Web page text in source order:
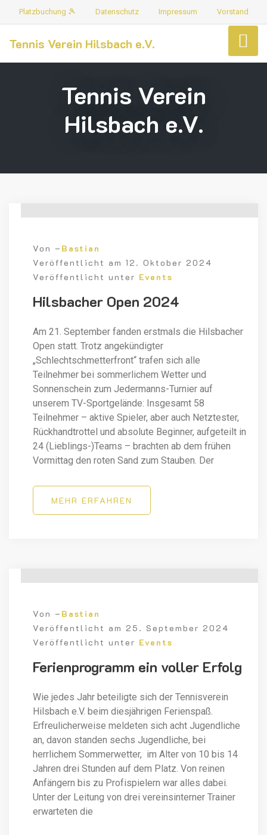
Platzbuchung 🎾 Datenschutz Impressum Vorstand
Tennis Verein Hilsbach e.V.
Tennis Verein
Hilsbach e.V.
Von – Bastian
Veröffentlicht am 12. Oktober 2024
Veröffentlicht unter Events
Hilsbacher Open 2024
Am 21. September fanden erstmals die Hilsbacher
Open statt. Trotz angekündigter
„Schlechtschmetterfront“ trafen sich alle
Teilnehmer bei sommerlichem Wetter und
Sonnenschein zum Jedermanns-Turnier auf
unserem TV-Sportgelände: Insgesamt 58
Teilnehmer – aktive Spieler, aber auch Netztester,
Rückhandtrottel und absolute Beginner, aufgeteilt in
24 (Lieblings-)Teams – brachten ab dem frühen
Vormittag den roten Sand zum Stauben. Der
MEHR ERFAHREN
Von – Bastian
Veröffentlicht am 25. September 2024
Veröffentlicht unter Events
Ferienprogramm ein voller Erfolg
Wie jedes Jahr beteiligte sich der Tennisverein
Hilsbach e.V. beim diesjährigen Ferienspaß.
Erfreulicherweise meldeten sich acht Jugendliche
an, davon standen sechs Jugendliche, bei
herrlichem Sommerwetter, im Alter von 10 bis 14
Jahren drei Stunden auf dem Platz. Von reinen
Anfängern bis zu Profispielern war alles dabei.
Unter der Leitung von drei vereinsinterner Trainer
erwarteten die